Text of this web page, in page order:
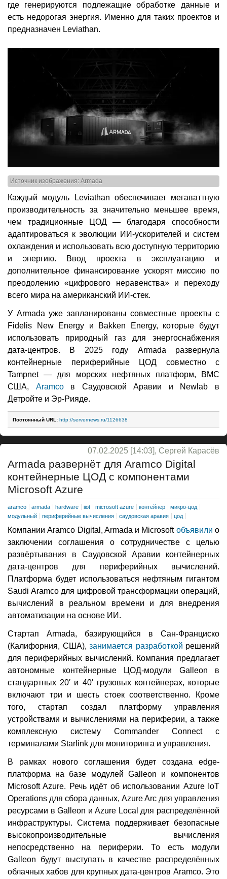
где генерируются подлежащие обработке данные и
есть недорогая энергия. Именно для таких проектов и
предназначен Leviathan.
Источник изображения: Armada
Каждый модуль Leviathan обеспечивает мегаваттную
производительность за значительно меньшее время,
чем традиционные ЦОД — благодаря способности
адаптироваться к эволюции ИИ-ускорителей и систем
охлаждения и использовать всю доступную территорию
и энергию. Ввод проекта в эксплуатацию и
дополнительное финансирование ускорят миссию по
преодолению «цифрового неравенства» и переходу
всего мира на американский ИИ-стек.
У Armada уже запланированы совместные проекты с
Fidelis New Energy и Bakken Energy, которые будут
использовать природный газ для энергоснабжения
дата-центров. В 2025 году Armada развернула
контейнерные периферийные ЦОД совместно с
Tampnet — для морских нефтяных платформ, ВМС
США, Aramcoв Саудовской Аравии и Newlab в
Детройте и Эр-Рияде.
Постоянный URL: http://servernews.ru/1126638
07.02.2025 [14:03], Сергей Карасёв
Armada развернёт для Aramco Digital
контейнерные ЦОД с компонентами
Microsoft Azure
aramco armada hardware iiot microsoft azure контейнер
микро-цод
модульный
периферийные вычисления саудовская аравия цод
Компании Aramco Digital, Armada и Microsoft объявили о
заключении соглашения о сотрудничестве с целью
развёртывания в Саудовской Аравии контейнерных
дата-центров для периферийных вычислений.
Платформа будет использоваться нефтяным гигантом
Saudi Aramco для цифровой трансформации операций,
вычислений в реальном времени и для внедрения
автоматизации на основе ИИ.
Стартап Armada, базирующийся в Сан-Франциско
(Калифорния, США), занимается разработкой решений
для периферийных вычислений. Компания предлагает
автономные контейнерные ЦОД-модули Galleon в
стандартных 20′ и 40′ грузовых контейнерах, которые
включают три и шесть стоек соответственно. Кроме
того, стартап создал платформу управления
устройствами и вычислениями на периферии, а также
комплексную систему Commander Connect с
терминалами Starlink для мониторинга и управления.
В рамках нового соглашения будет создана edge-
платформа на базе модулей Galleon и компонентов
Microsoft Azure. Речь идёт об использовании Azure IoT
Operations для сбора данных, Azure Arc для управления
ресурсами в Galleon и Azure Local для распределённой
инфраструктуры. Система поддерживает безопасные
высокопроизводительные вычисления
непосредственно на периферии. То есть модули
Galleon будут выступать в качестве распределённых
облачных хабов для крупных дата-центров Aramco. Это